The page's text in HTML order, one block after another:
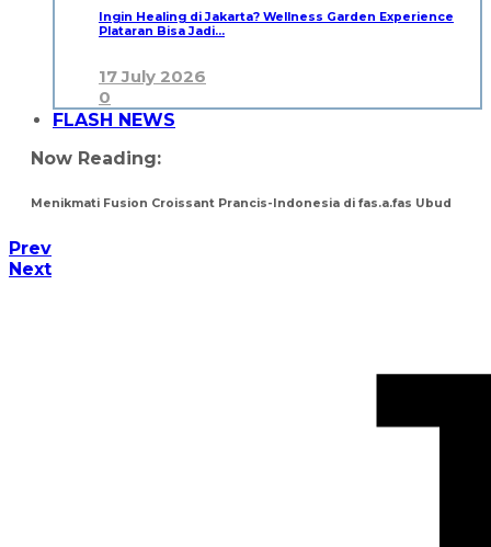
Ingin Healing di Jakarta? Wellness Garden Experience
Plataran Bisa Jadi…
17 July 2026
0
FLASH NEWS
Now Reading:
Menikmati Fusion Croissant Prancis-Indonesia di fas.a.fas Ubud
Prev
Next